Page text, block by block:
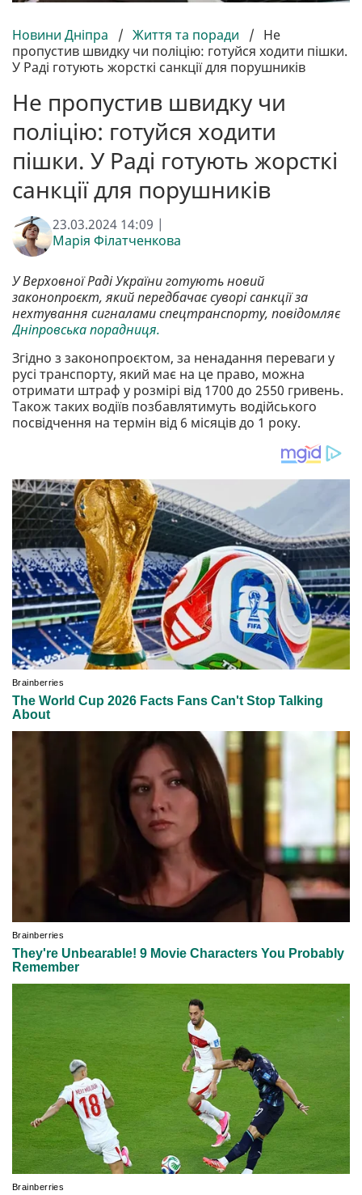
Новини Дніпра / Життя та поради / Не
пропустив швидку чи поліцію: готуйся ходити пішки.
У Раді готують жорсткі санкції для порушників
Не пропустив швидку чи
поліцію: готуйся ходити
пішки. У Раді готують жорсткі
санкції для порушників
23.03.2024 14:09 |
Марія Філатченкова
У Верховної Раді України готують новий
законопроєкт, який передбачає суворі санкції за
нехтування сигналами спецтранспорту, повідомляє
Дніпровська порадниця.
Згідно з законопроєктом, за ненадання переваги у
русі транспорту, який має на це право, можна
отримати штраф у розмірі від 1700 до 2550 гривень.
Також таких водіїв позбавлятимуть водійського
посвідчення на термін від 6 місяців до 1 року.